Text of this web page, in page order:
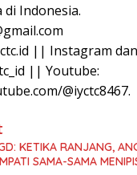
Indonesia.
|| Instagram
|| Youtube:
@iyctc8467.
KETIKA RANJANG,
SAMA-SAMA